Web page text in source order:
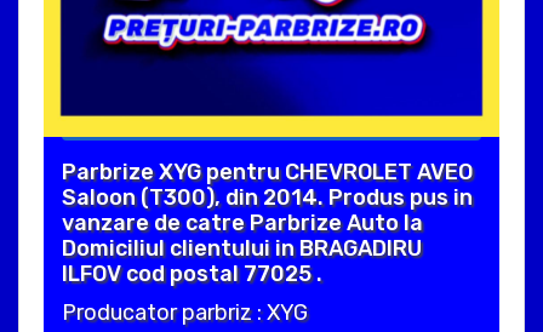
Parbrize XYG pentru CHEVROLET AVEO
Saloon (T300), din 2014. Produs pus in
vanzare de catre Parbrize Auto la
Domiciliul clientului in BRAGADIRU
ILFOV cod postal 77025 .
Producator parbriz : XYG